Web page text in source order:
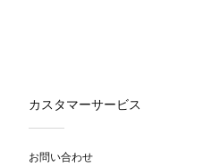
カスタマーサービス
お問い合わせ